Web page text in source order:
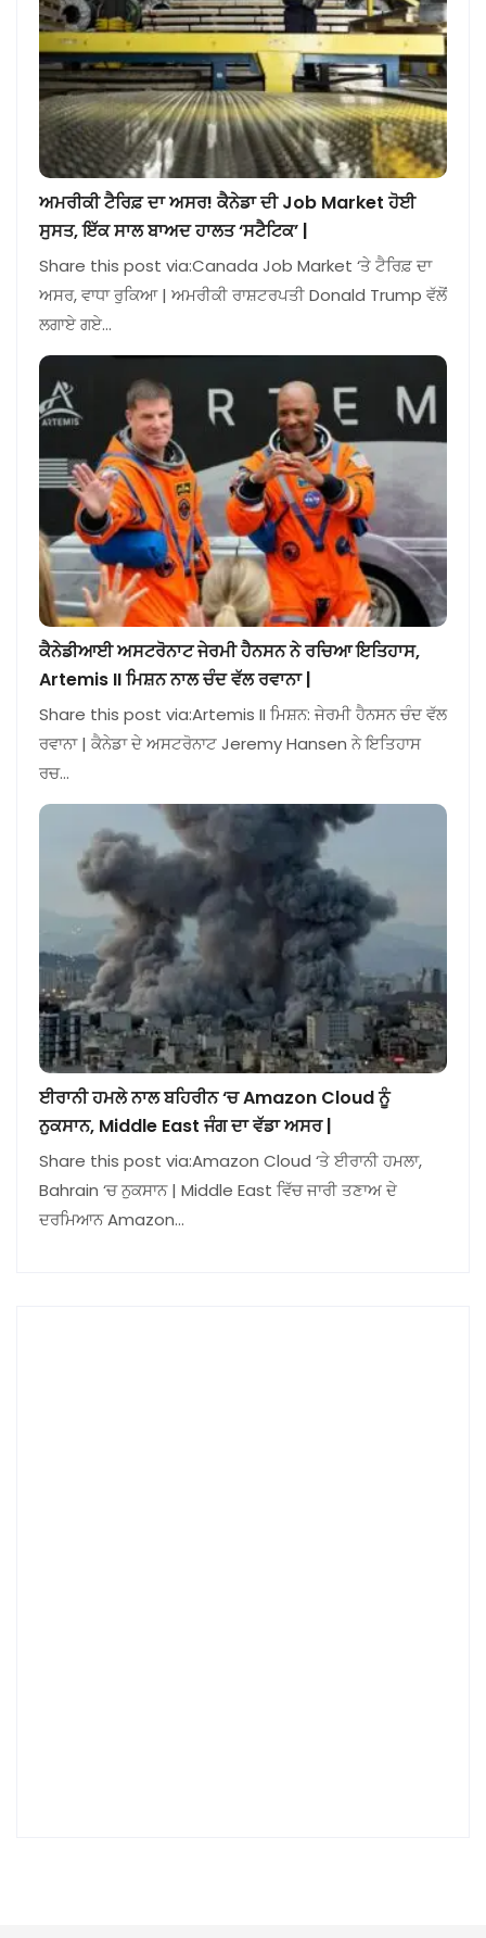
ਅਮਰੀਕੀ ਟੈਰਿਫ਼ ਦਾ ਅਸਰ! ਕੈਨੇਡਾ ਦੀ Job Market ਹੋਈ
ਸੁਸਤ, ਇੱਕ ਸਾਲ ਬਾਅਦ ਹਾਲਤ ‘ਸਟੈਟਿਕ’ |
Share this post via:Canada Job Market ‘ਤੇ ਟੈਰਿਫ਼ ਦਾ
ਅਸਰ, ਵਾਧਾ ਰੁਕਿਆ | ਅਮਰੀਕੀ ਰਾਸ਼ਟਰਪਤੀ Donald Trump ਵੱਲੋਂ
ਲਗਾਏ ਗਏ…
ਕੈਨੇਡੀਆਈ ਅਸਟਰੋਨਾਟ ਜੇਰਮੀ ਹੈਨਸਨ ਨੇ ਰਚਿਆ ਇਤਿਹਾਸ,
Artemis II ਮਿਸ਼ਨ ਨਾਲ ਚੰਦ ਵੱਲ ਰਵਾਨਾ |
Share this post via:Artemis II ਮਿਸ਼ਨ: ਜੇਰਮੀ ਹੈਨਸਨ ਚੰਦ ਵੱਲ
ਰਵਾਨਾ | ਕੈਨੇਡਾ ਦੇ ਅਸਟਰੋਨਾਟ Jeremy Hansen ਨੇ ਇਤਿਹਾਸ
ਰਚ…
ਈਰਾਨੀ ਹਮਲੇ ਨਾਲ ਬਹਿਰੀਨ ‘ਚ Amazon Cloud ਨੂੰ
ਨੁਕਸਾਨ, Middle East ਜੰਗ ਦਾ ਵੱਡਾ ਅਸਰ |
Share this post via:Amazon Cloud ‘ਤੇ ਈਰਾਨੀ ਹਮਲਾ,
Bahrain ‘ਚ ਨੁਕਸਾਨ | Middle East ਵਿੱਚ ਜਾਰੀ ਤਣਾਅ ਦੇ
ਦਰਮਿਆਨ Amazon…